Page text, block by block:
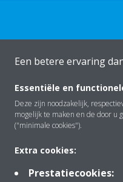
Oplossingen
Een betere ervaring
Essentiële en
Deze zijn noodzakelijk,
mogelijk te maken en de door u
("minimale cookies").
Extra cookies:
Prestatiecookies: